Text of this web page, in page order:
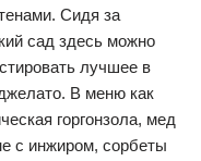
Сидя за
сад здесь можно
лучшее в
В меню как
горгонзола, мед
с инжиром, сорбеты